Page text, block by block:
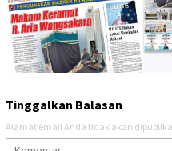
Tinggalkan Balasan
Alamat email Anda tidak akan